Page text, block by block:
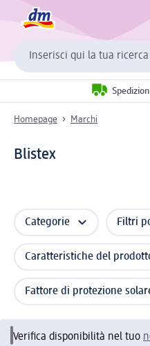
Inserisci qui la tua ricerca
Homepage Marchi
Blistex
Categorie Filtri
Caratteristiche del
Fattore di protezione
Verifica disponibilità nel tuo